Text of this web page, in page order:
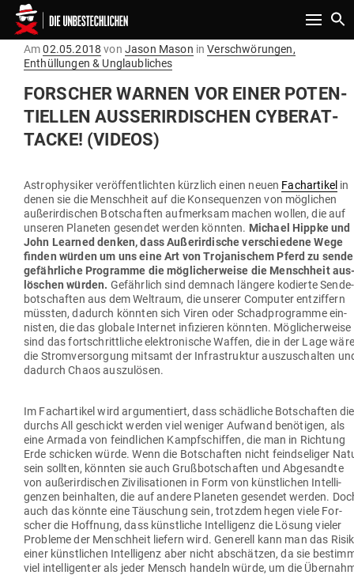
Toggle
AmGepostet
am
02.05.2018 von Jason Mason inVerschwörungen,
Enthüllungen & Unglaubliches
FOR­SCHER WARNEN VOR EINER POTEN­
TI­ELLEN AUSSER­IR­DI­SCHEN CYBER­AT­T
ACKE! (VIDEOS)
Astro­phy­siker ver­öf­fent­lichten kürzlich einen neuen Fach­ar­tikel in
denen sie die Menschheit auf die Kon­se­quenzen von mög­lichen
außer­ir­di­schen Bot­schaften auf­merksam machen wollen, die auf
unseren Pla­neten gesendet werden könnten. Michael Hippke und
John Learned denken, dass Außer­ir­dische ver­schiedene Wege
finden würden um uns eine Art von Tro­ja­ni­schem Pferd zu
gefähr­liche Pro­gramme die mög­li­cher­weise die Menschheit
lö­schen würden. Gefährlich sind demnach längere kodierte Sen­de­
bot­schaften aus dem Weltraum, die unserer Com­puter ent­ziffern
müssten, dadurch könnten sich Viren oder Schad­pro­gramme ein­
nisten, die das globale Internet infi­zieren könnten. Mög­li­cher­weise
sind das fort­schritt­liche elek­tro­nische Waffen, die in der Lage
die Strom­ver­sorgung mitsamt der Infra­struktur aus­zu­schalten
dadurch Chaos auszulösen.
Im Fach­ar­tikel wird argu­men­tiert, dass schäd­liche Bot­schaften die
durchs All geschickt werden viel weniger Aufwand benö­tigen, als
eine Armada von feind­lichen Kampf­schiffen, die man in Richtung
Erde schicken würde. Wenn die Bot­schaften nicht feind­se­liger
sein sollten, könnten sie auch Gruß­bot­schaften und Abge­sandte
von außer­ir­di­schen Zivi­li­sa­tionen in Form von künst­lichen Intel­li­
genzen beinhalten, die auf andere Pla­neten gesendet werden.
auch das könnte eine Täu­schung sein, trotzdem hegen viele For­
scher die Hoffnung, dass künst­liche Intel­ligenz die Lösung vieler
Pro­bleme der Menschheit liefern wird. Generell kann man das
einer künst­lichen Intel­ligenz aber nicht abschätzen, da sie
viel intel­li­genter als jeder Mensch handeln würde, um die